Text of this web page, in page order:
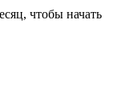
чтобы начать